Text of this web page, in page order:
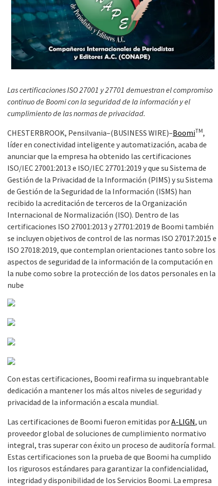
Las certificaciones ISO 27001 y 27701 demuestran el compromiso
continuo de Boomi con la seguridad de la información y el
cumplimiento de las normas de privacidad.
CHESTERBROOK, Pensilvania–(BUSINESS WIRE)–BoomiTM,
líder en conectividad inteligente y automatización, acaba de
anunciar que la empresa ha obtenido las certificaciones
ISO/IEC 27001:2013 e ISO/IEC 27701:2019 y que su Sistema de
Gestión de la Privacidad de la Información (PIMS) y su Sistema
de Gestión de la Seguridad de la Información (ISMS) han
recibido la acreditación de terceros de la Organización
Internacional de Normalización (ISO). Dentro de las
certificaciones ISO 27001:2013 y 27701:2019 de Boomi también
se incluyen objetivos de control de las normas ISO 27017:2015 e
ISO 27018:2019, que contemplan orientaciones tanto sobre los
aspectos de seguridad de la información de la computación en
la nube como sobre la protección de los datos personales en la
nube
Con estas certificaciones, Boomi reafirma su inquebrantable
dedicación a mantener los más altos niveles de seguridad y
privacidad de la información a escala mundial.
Las certificaciones de Boomi fueron emitidas porA-LIGN, un
proveedor global de soluciones de cumplimiento normativo
integral, tras superar con éxito un proceso de auditoría formal.
Estas certificaciones son la prueba de que Boomi ha cumplido
los rigurosos estándares para garantizar la confidencialidad,
integridad y disponibilidad de los Servicios Boomi. La empresa